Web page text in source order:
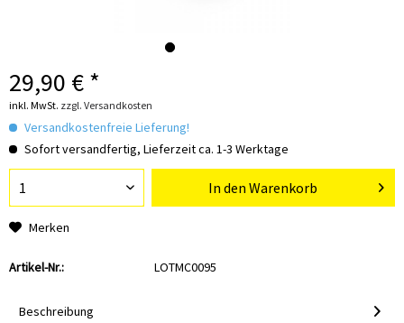
29,90 € *
inkl. MwSt. zzgl. Versandkosten
Versandkostenfreie Lieferung!
Sofort versandfertig, Lieferzeit ca. 1-3 Werktage
In den Warenkorb
Merken
Artikel-Nr.: LOTMC0095
Beschreibung